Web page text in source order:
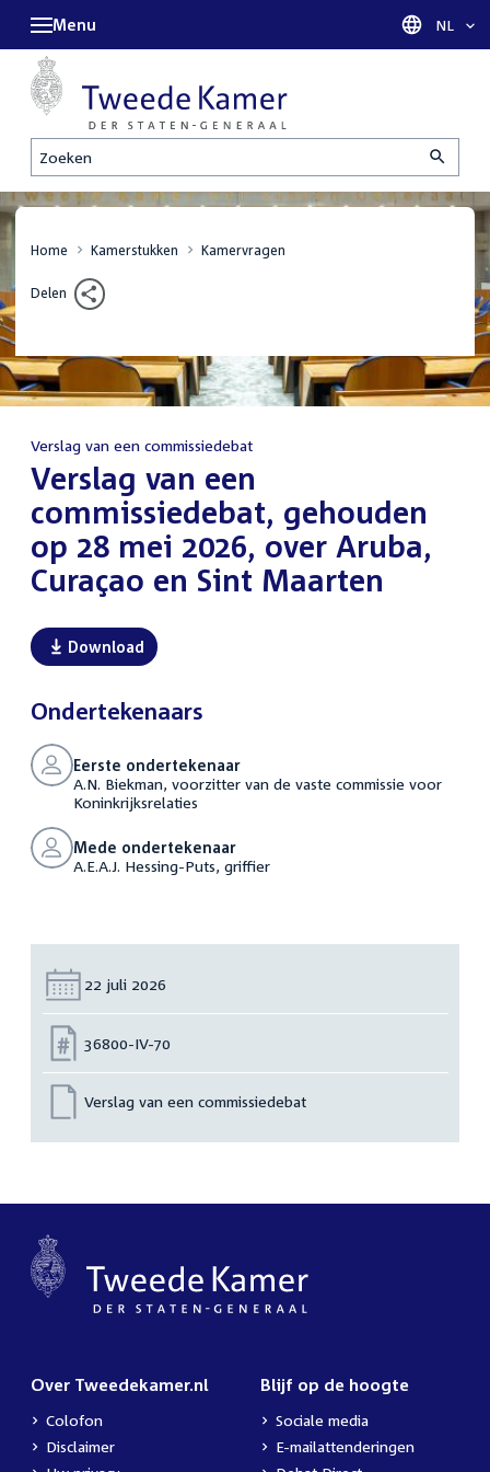
Zoeken
Menu Taal
NL
Home Kamerstukken Kamervragen
Delen
Verslag van een commissiedebat
:Verslag van een
commissiedebat, gehouden
op 28 mei 2026, over Aruba,
Curaçao en Sint Maarten
Download
Ondertekenaars
Eerste ondertekenaar
A.N. Biekman, voorzitter van de vaste commissie voor
Koninkrijksrelaties
Mede ondertekenaar
A.E.A.J. Hessing-Puts, griffier
Datum:
22 juli 2026
Nummer:
36800-IV-70
Verslag van een commissiedebat
Over Tweedekamer.nl
Colofon
Disclaimer
Blijf op de hoogte
Sociale media
E-mailattenderingen